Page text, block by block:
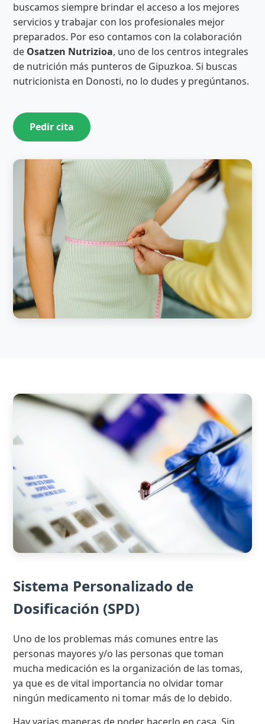
buscamos siempre brindar el acceso a los mejores
servicios y trabajar con los profesionales mejor
preparados. Por eso contamos con la colaboración
de Osatzen Nutrizioa, uno de los centros integrales
de nutrición más punteros de Gipuzkoa. Si buscas
nutricionista en Donosti, no lo dudes y pregúntanos.
Pedir cita
Sistema Personalizado de
Dosificación (SPD)
Uno de los problemas más comunes entre las
personas mayores y/o las personas que toman
mucha medicación es la organización de las tomas,
ya que es de vital importancia no olvidar tomar
ningún medicamento ni tomar más de lo debido.